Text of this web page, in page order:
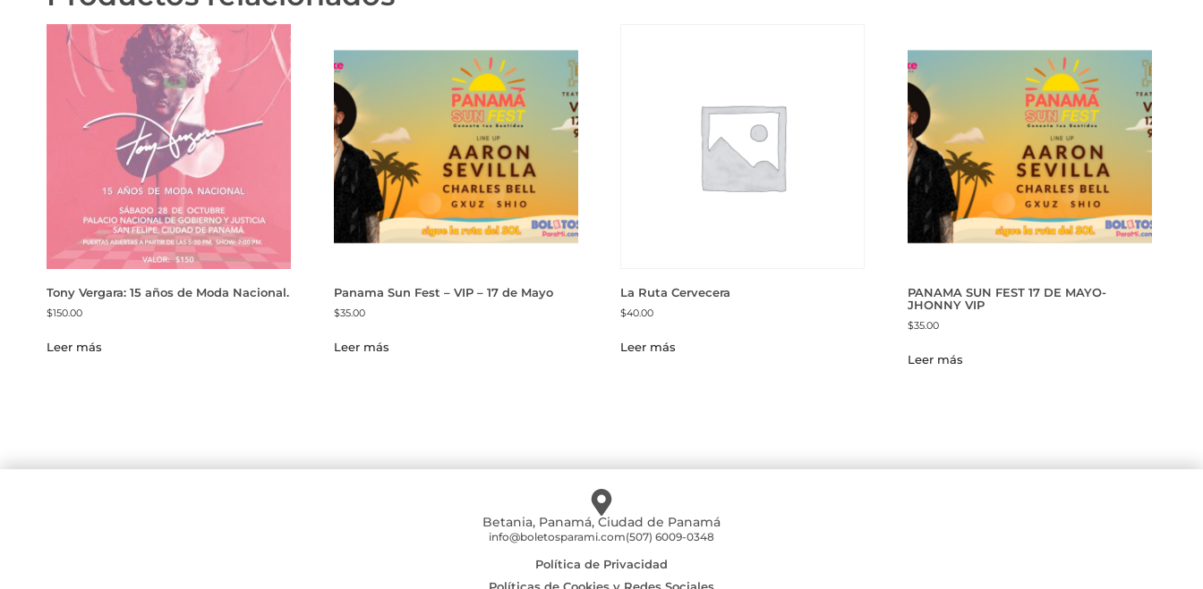
Tony Vergara: 15 años de Moda Nacional.
$150.00
Leer más
Panama Sun Fest – VIP – 17 de Mayo
$35.00
Leer más
La Ruta Cervecera
$40.00
Leer más
PANAMA SUN FEST 17 DE MAYO-
JHONNY VIP
$35.00
Leer más
Betania, Panamá, Ciudad de Panamá
info@boletosparami.com(507) 6009-0348
Política de Privacidad
Políticas de Cookies y Redes Sociales